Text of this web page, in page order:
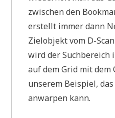
zwischen den
erstellt immer dann
Zielobjekt vom D-
wird der Suchbereich
auf dem Grid mit
unserem Beispiel,
anwarpen kann.